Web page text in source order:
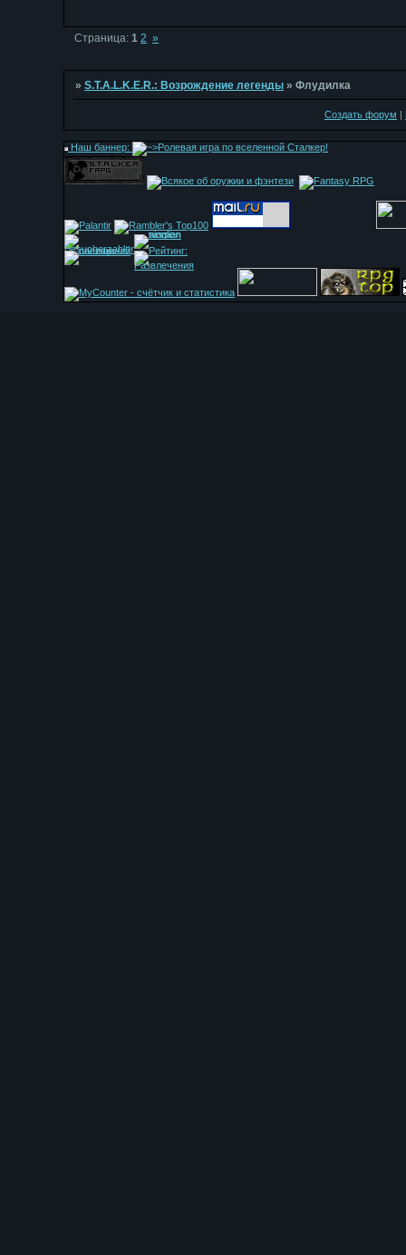
Страница: 1 2 »
»S.T.A.L.K.E.R.: Возрождение легенды »Флудилка
Создать форум |
Наш баннер: